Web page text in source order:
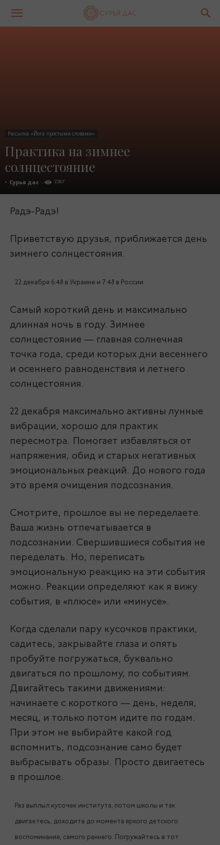
Рассылка «Йога простыми словами»
Практика на зимнее
солнцестояние
• Сурья дас - 2387
Радэ-Радэ!
Приветствую друзья, приближается день
зимнего солнцестояния.
22 декабря 6:48 в Украине и 7:48 в России.
Самый короткий день и максимально
длинная ночь в году. Зимнее
солнцестояние — главная солнечная
точка года, среди которых дни весеннего
и осеннего равноденствия и летнего
солнцестояния.
22 декабря максимально активны лунные
вибрации, хорошо для практик
пересмотра. Помогает избавляться от
напряжения, обид и старых негативных
эмоциональных реакций. До нового года
это время очищения подсознания.
Смотрите, прошлое вы не переделаете.
Ваша жизнь отпечатывается в
подсознании. Свершившиеся события не
переделать. Но, переписать
эмоциональную реакцию на эти события
можно. Реакции определяют как я вижу
события, в «плюсе» или «минусе».
Когда сделали пару кусочков практики,
садитесь, закрывайте глаза и опять
пробуйте погружаться, буквально
двигаться по прошлому, по событиям.
Двигайтесь такими движениями:
начинаете с короткого — день, неделя,
месяц, и только потом идите по годам.
При этом не выбирайте какой год
вспомнить, подсознание само будет
выбрасывать образы. Просто двигаетесь
в прошлое.
Раз выплыл кусочек института, потом школы и так
двигаетесь, доходите до момента яркого детского
воспоминания, самого раннего. Погружайтесь в тот